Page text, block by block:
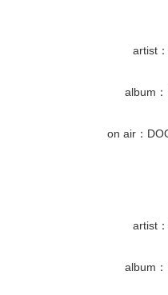
artist
album
on air：
artist
album